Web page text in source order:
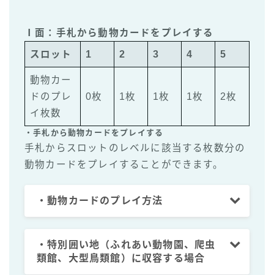
Ⅰ面：手札から動物カードをプレイする
スロット 1 2 3 4 5
動物カー
ドのプレ
イ枚数
0枚 1枚 1枚 1枚 2枚
・手札から動物カードをプレイする
手札からスロットのレベルに該当する枚数分の
動物カードをプレイすることができます。
・動物カードのプレイ方法
・特別囲い地（ふれあい動物園、爬虫
類館、大型鳥類館）に収容する場合